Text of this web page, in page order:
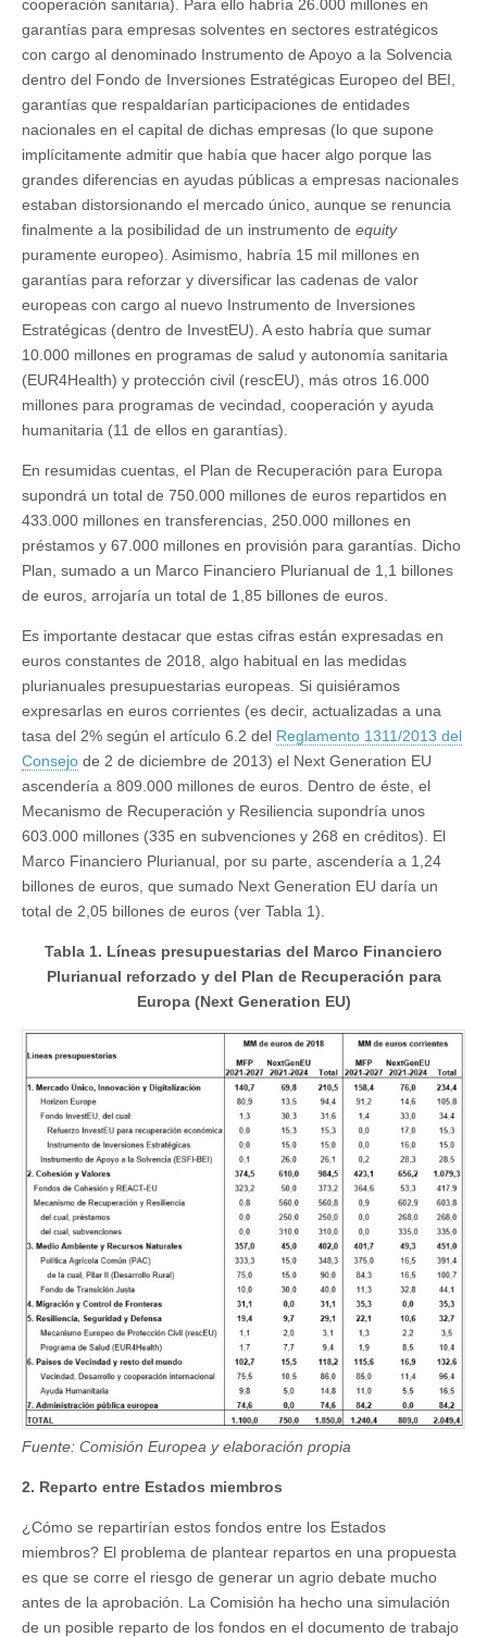
cooperación sanitaria). Para ello habría 26.000 millones en
garantías para empresas solventes en sectores estratégicos
con cargo al denominado Instrumento de Apoyo a la Solvencia
dentro del Fondo de Inversiones Estratégicas Europeo del BEI,
garantías que respaldarían participaciones de entidades
nacionales en el capital de dichas empresas (lo que supone
implícitamente admitir que había que hacer algo porque las
grandes diferencias en ayudas públicas a empresas nacionales
estaban distorsionando el mercado único, aunque se renuncia
finalmente a la posibilidad de un instrumento de equity
puramente europeo). Asimismo, habría 15 mil millones en
garantías para reforzar y diversificar las cadenas de valor
europeas con cargo al nuevo Instrumento de Inversiones
Estratégicas (dentro de InvestEU). A esto habría que sumar
10.000 millones en programas de salud y autonomía sanitaria
(EUR4Health) y protección civil (rescEU), más otros 16.000
millones para programas de vecindad, cooperación y ayuda
humanitaria (11 de ellos en garantías).
En resumidas cuentas, el Plan de Recuperación para Europa
supondrá un total de 750.000 millones de euros repartidos en
433.000 millones en transferencias, 250.000 millones en
préstamos y 67.000 millones en provisión para garantías. Dicho
Plan, sumado a un Marco Financiero Plurianual de 1,1 billones
de euros, arrojaría un total de 1,85 billones de euros.
Es importante destacar que estas cifras están expresadas en
euros constantes de 2018, algo habitual en las medidas
plurianuales presupuestarias europeas. Si quisiéramos
expresarlas en euros corrientes (es decir, actualizadas a una
tasa del 2% según el artículo 6.2 del Reglamento 1311/2013 del
Consejo de 2 de diciembre de 2013) el Next Generation EU
ascendería a 809.000 millones de euros. Dentro de éste, el
Mecanismo de Recuperación y Resiliencia supondría unos
603.000 millones (335 en subvenciones y 268 en créditos). El
Marco Financiero Plurianual, por su parte, ascendería a 1,24
billones de euros, que sumado Next Generation EU daría un
total de 2,05 billones de euros (ver Tabla 1).
Tabla 1. Líneas presupuestarias del Marco Financiero
Plurianual reforzado y del Plan de Recuperación para
Europa (Next Generation EU)
Fuente: Comisión Europea y elaboración propia
2. Reparto entre Estados miembros
¿Cómo se repartirían estos fondos entre los Estados
miembros? El problema de plantear repartos en una propuesta
es que se corre el riesgo de generar un agrio debate mucho
antes de la aprobación. La Comisión ha hecho una simulación
de un posible reparto de los fondos en el documento de trabajo